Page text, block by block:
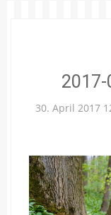
30. April 2017